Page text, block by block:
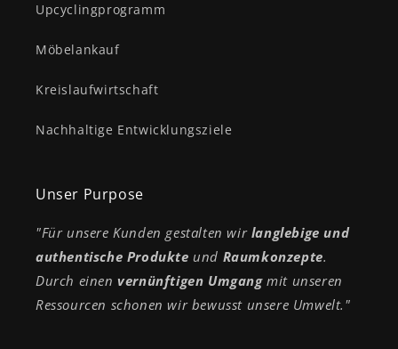
Upcyclingprogramm
Möbelankauf
Kreislaufwirtschaft
Nachhaltige Entwicklungsziele
Unser Purpose
"Für unsere Kunden gestalten wir langlebige und
authentische Produkte und Raumkonzepte.
Durch einenvernünftigen Umgangmit unseren
Ressourcen schonen wir bewusst unsere Umwelt."